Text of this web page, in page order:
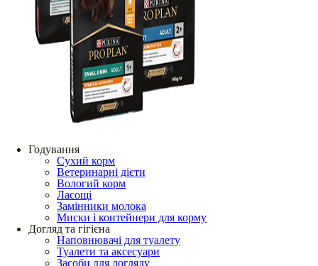
Годування
Сухий корм
Ветеринарні дієти
Вологий корм
Ласощі
Замінники молока
Миски і контейнери для корму
Догляд та гігієна
Наповнювачі для туалету
Туалети та аксесуари
Засоби для догляду